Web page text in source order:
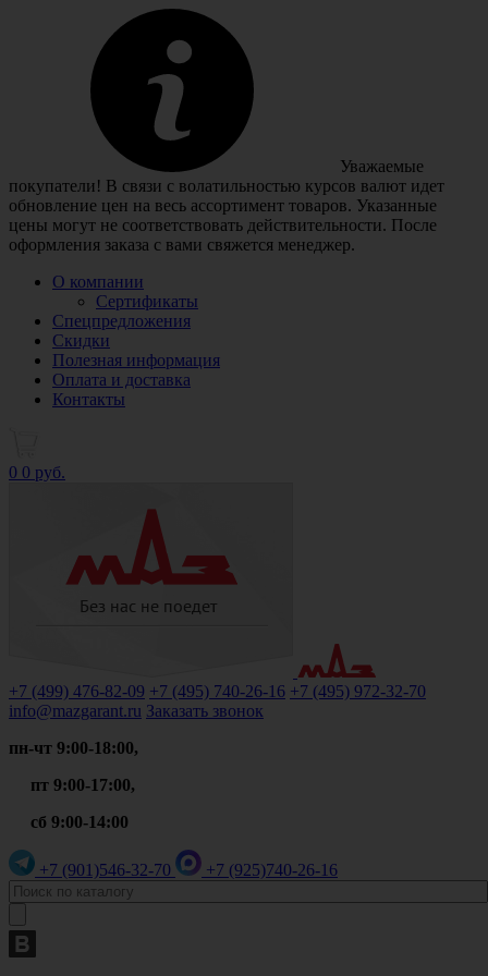
Уважаемые
покупатели! В связи с волатильностью курсов валют идет
обновление цен на весь ассортимент товаров. Указанные
цены могут не соответствовать действительности. После
оформления заказа с вами свяжется менеджер.
О компании
Сертификаты
Спецпредложения
Скидки
Полезная информация
Оплата и доставка
Контакты
0 0 руб.
+7 (499) 476-82-09 +7 (495) 740-26-16 +7 (495) 972-32-70
info@mazgarant.ru Заказать звонок
пн-чт 9:00-18:00,
пт 9:00-17:00,
сб 9:00-14:00
+7 (901)546-32-70 +7 (925)740-26-16